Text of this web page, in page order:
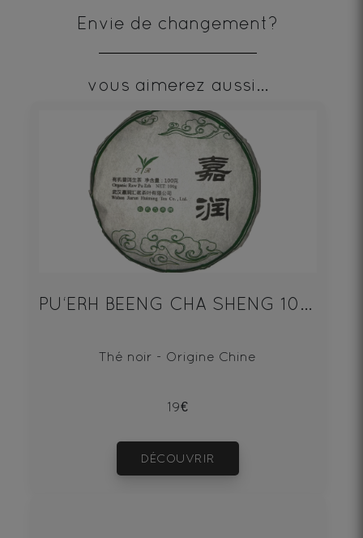
Envie de changement?
vous aimerez aussi...
Thé noir - Origine Chine
19€
DÉCOUVRIR